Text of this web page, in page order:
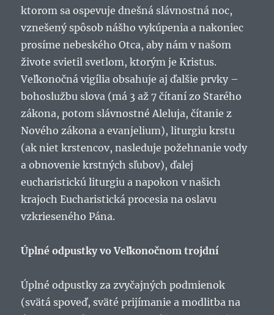
ktorom sa ospevuje dnešná slávnostná noc,
vznešený spôsob nášho vykúpenia a nakoniec
prosíme nebeského Otca, aby nám v našom
živote svietil svetlom, ktorým je Kristus.
Veľkonočná vigília obsahuje aj ďalšie prvky –
bohoslužbu slova (má 3 až 7 čítaní zo Starého
zákona, potom slávnostné Aleluja, čítanie z
Nového zákona a evanjelium), liturgiu krstu
(ak niet krstencov, nasleduje požehnanie vody
a obnovenie krstných sľubov), ďalej
eucharistickú liturgiu a napokon v našich
krajoch Eucharistická procesia na oslavu
vzkrieseného Pána.
Úplné odpustky vo Veľkonočnom trojdní
Úplné odpustky za zvyčajných podmienok
(svätá spoveď, sväté prijímanie a modlitba na